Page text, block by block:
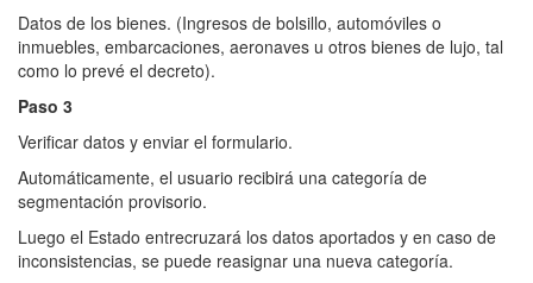
Datos de los bienes. (Ingresos de bolsillo, automóviles o
inmuebles, embarcaciones, aeronaves u otros bienes de lujo, tal
como lo prevé el decreto).
Paso 3
Verificar datos y enviar el formulario.
Automáticamente, el usuario recibirá una categoría de
segmentación provisorio.
Luego el Estado entrecruzará los datos aportados y en caso de
inconsistencias, se puede reasignar una nueva categoría.